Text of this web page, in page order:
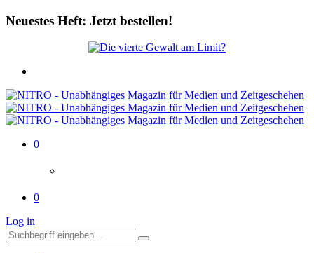
Neuestes Heft: Jetzt bestellen!
0
0
Log in